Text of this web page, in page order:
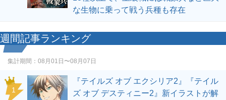
な生物に乗って戦う兵種も存在
週間記事ランキング
集計期間： 08月01日〜08月07日
1
『テイルズ オブ エクシリア2』『テイル
ズ オブ デスティニー2』新イラストが解